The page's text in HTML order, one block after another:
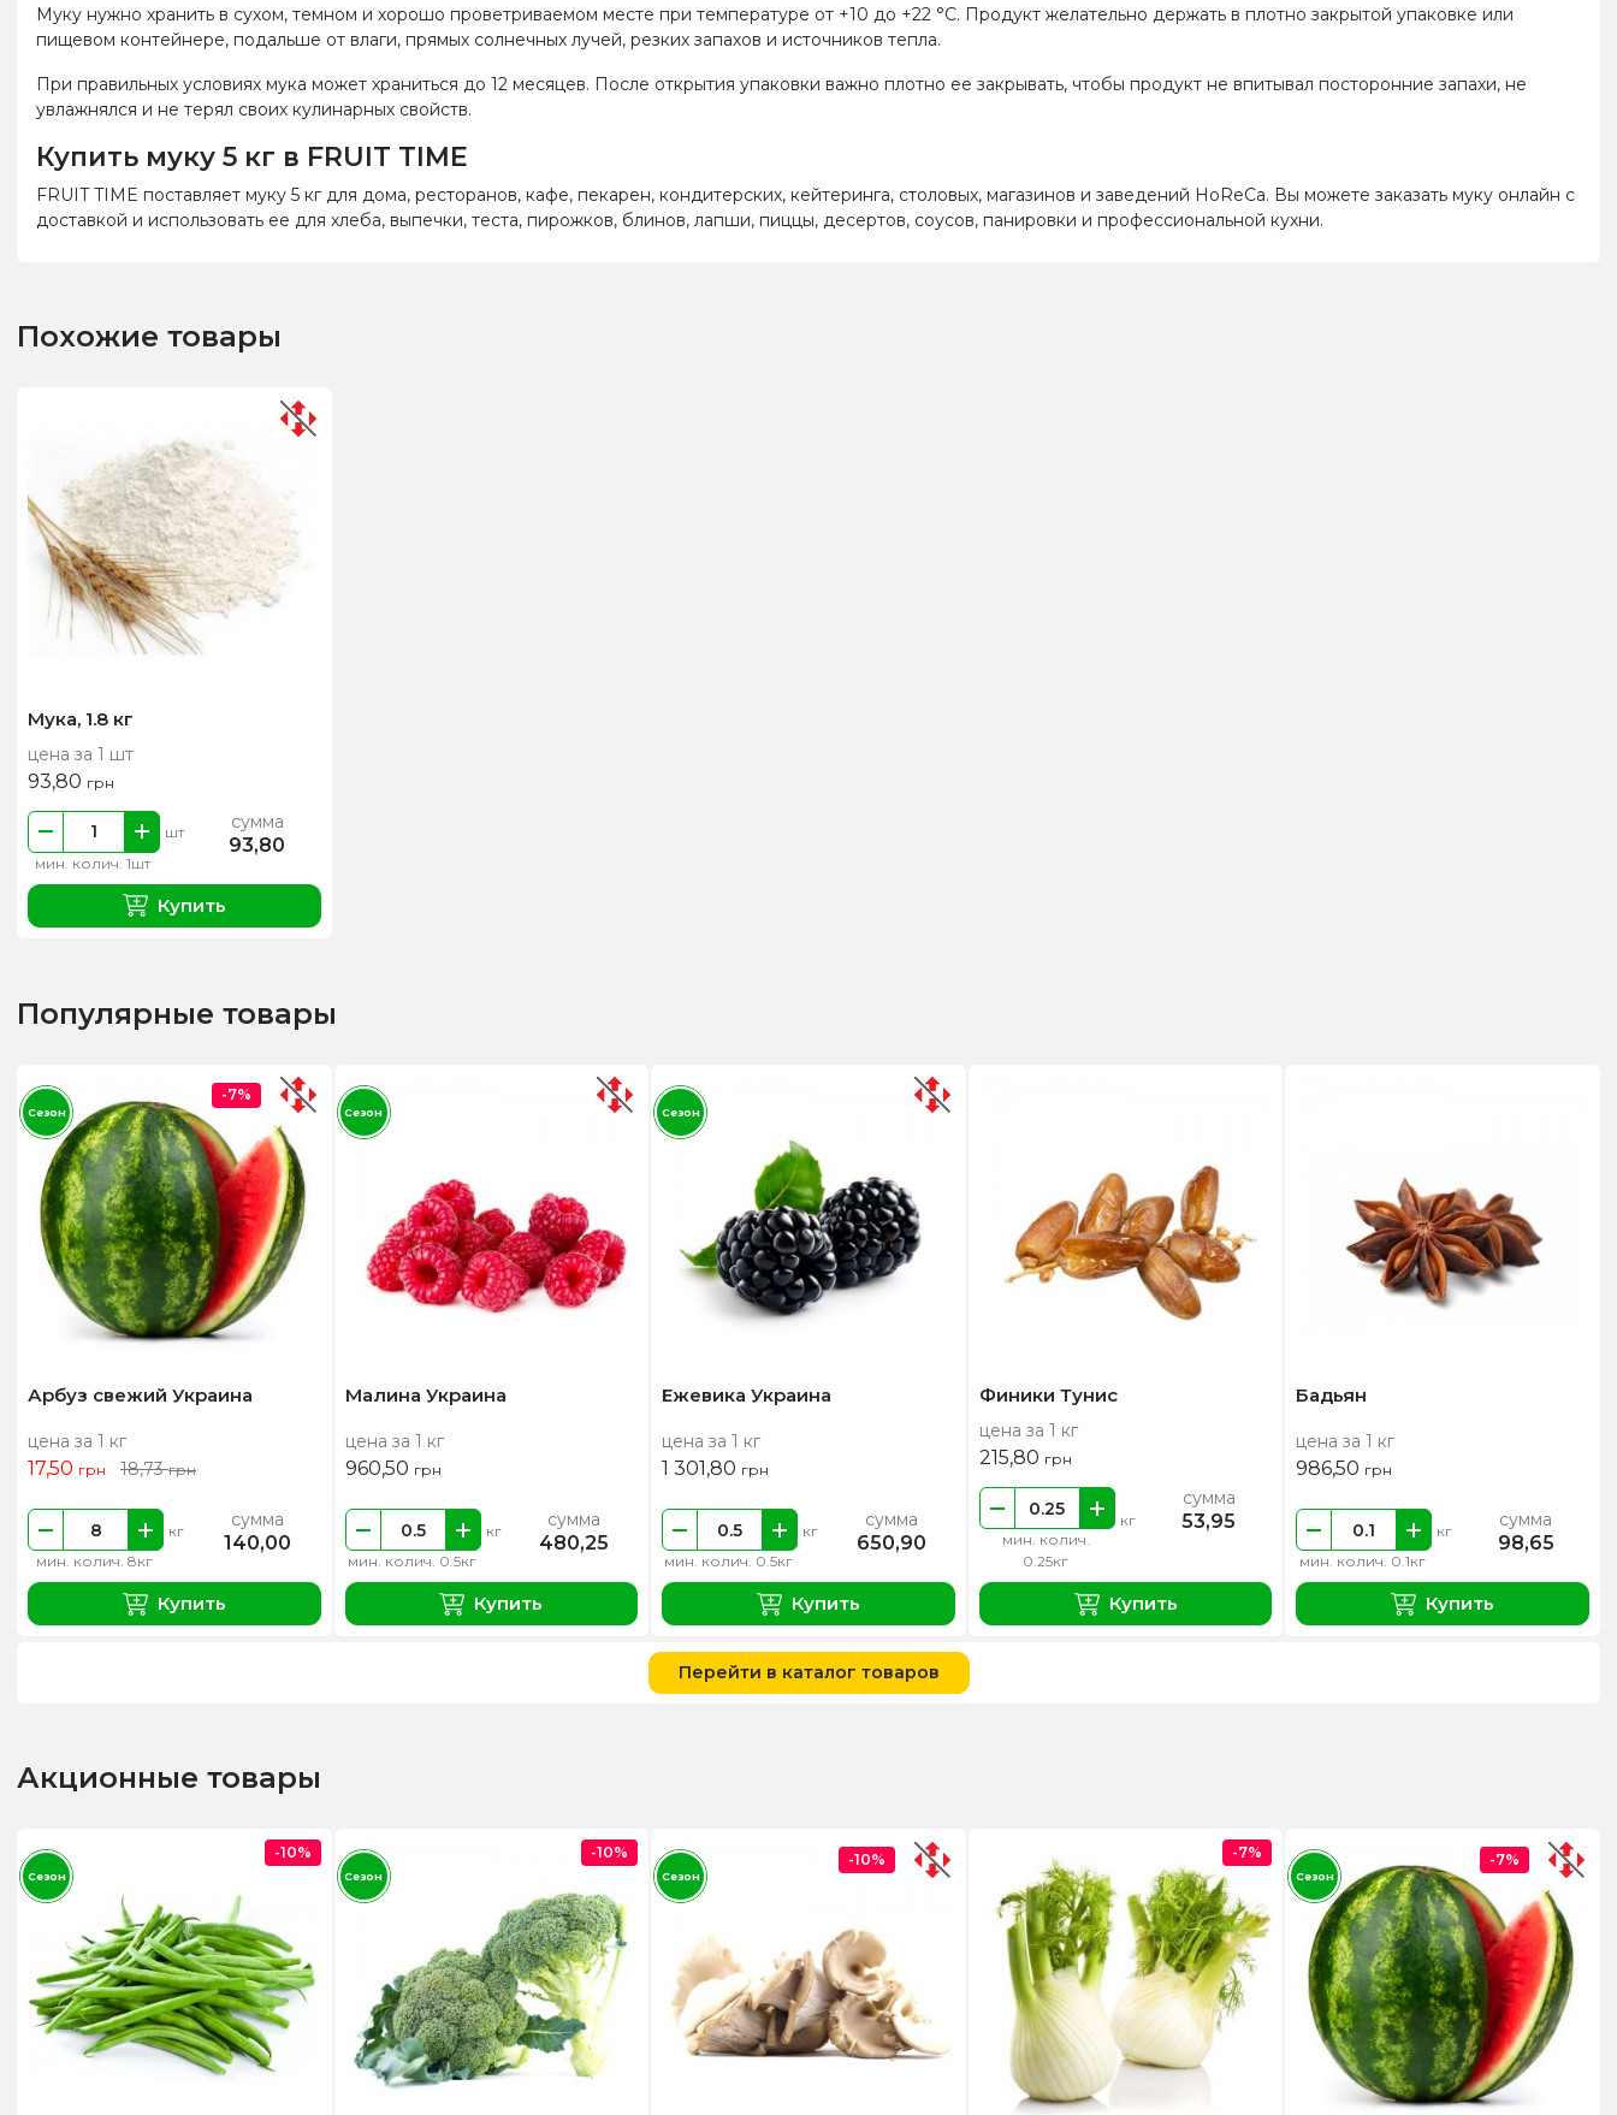
Муку нужно хранить в сухом, темном и хорошо проветриваемом месте при температуре от +10 до +22 °C. Продукт желательно держать в плотно закрытой упаковке или
пищевом контейнере, подальше от влаги, прямых солнечных лучей, резких запахов и источников тепла.
При правильных условиях мука может храниться до 12 месяцев. После открытия упаковки важно плотно ее закрывать, чтобы продукт не впитывал посторонние запахи, не
увлажнялся и не терял своих кулинарных свойств.
Купить муку 5 кг в FRUIT TIME
FRUIT TIME поставляет муку 5 кг для дома, ресторанов, кафе, пекарен, кондитерских, кейтеринга, столовых, магазинов и заведений HoReCa. Вы можете заказать муку онлайн с
доставкой и использовать ее для хлеба, выпечки, теста, пирожков, блинов, лапши, пиццы, десертов, соусов, панировки и профессиональной кухни.
Похожие товары
Мука, 1.8 кг
цена за 1 шт
93,80 грн
мин. колич. 1шт
шт сумма
93,80
Купить
Популярные товары
Арбуз свежий Украина
цена за 1 кг
17,50 грн 18,73грн
мин. колич. 8кг
кг сумма
140,00
Купить
-7%
Сезон
Малина Украина
цена за 1 кг
960,50 грн
мин. колич. 0.5кг
кг сумма
480,25
Купить
Сезон
Ежевика Украина
цена за 1 кг
1 301,80 грн
мин. колич. 0.5кг
кг сумма
650,90
Купить
Сезон
Финики Тунис
цена за 1 кг
215,80 грн
мин. колич.
0.25кг
кг
сумма
53,95
Купить
Бадьян
цена за 1 кг
986,50 грн
мин. колич. 0.1кг
кг сумма
98,65
Купить
Перейти в каталог товаров
Акционные товары
-10%
Сезон
-10%
Сезон
-10%
Сезон
-7% -7%
Сезон